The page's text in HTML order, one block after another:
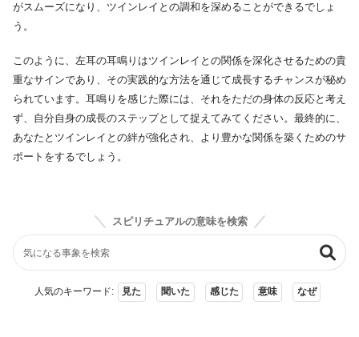
がスムーズになり、ツインレイとの調和を深めることができるでしょ
う。
このように、左耳の耳鳴りはツインレイとの関係を深化させるための貴
重なサインであり、その実践的な方法を通じて成長するチャンスが秘め
られています。耳鳴りを感じた際には、それをただの身体の反応と考え
ず、自分自身の成長のステップとして捉えてみてください。最終的に、
あなたとツインレイとの絆が強化され、より豊かな関係を築くためのサ
ポートをするでしょう。
スピリチュアルの意味を検索
人気のキーワード: 見た 聞いた 感じた 意味 なぜ